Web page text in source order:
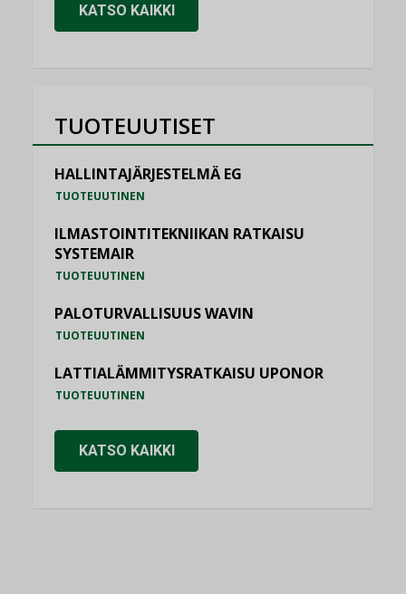
KATSO KAIKKI
TUOTEUUTISET
HALLINTAJÄRJESTELMÄ EG
TUOTEUUTINEN
ILMASTOINTITEKNIIKAN RATKAISU
SYSTEMAIR
TUOTEUUTINEN
PALOTURVALLISUUS WAVIN
TUOTEUUTINEN
LATTIALÄMMITYSRATKAISU UPONOR
TUOTEUUTINEN
KATSO KAIKKI